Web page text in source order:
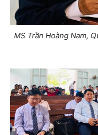
MS Trần Hoàng Nam,